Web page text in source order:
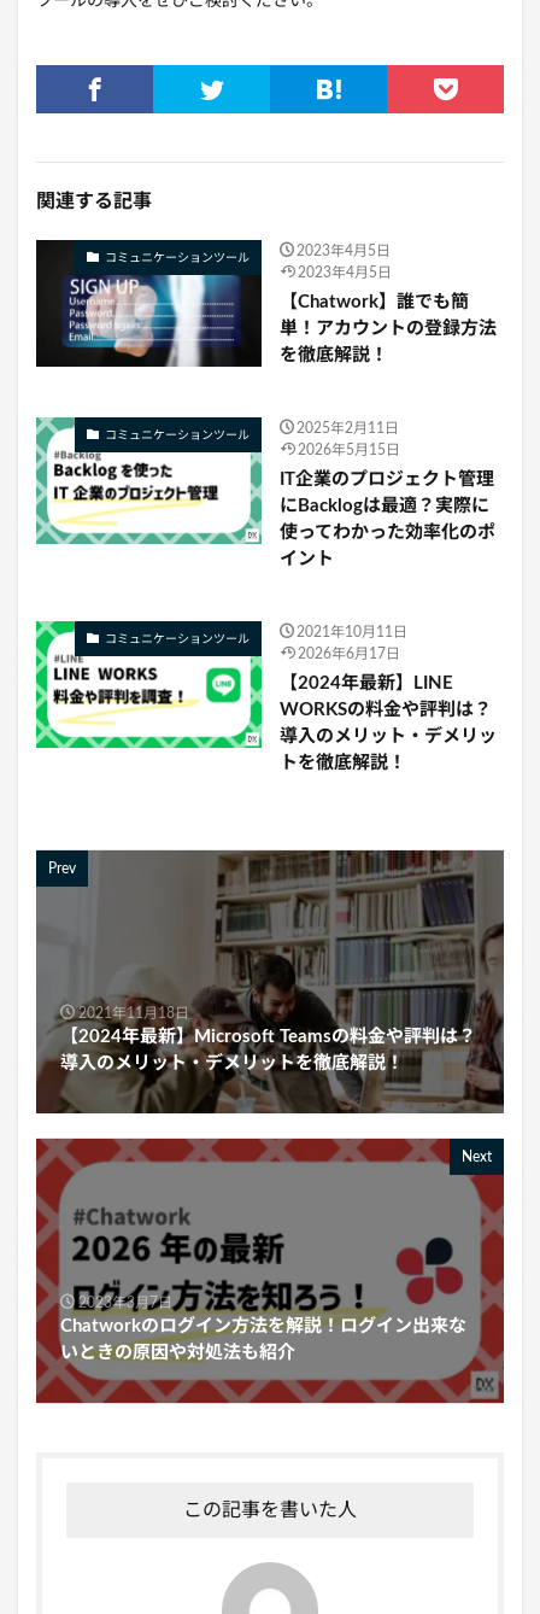
関連する記事
コミュニケーションツール
2023年4月5日
2023年4月5日
【Chatwork】誰でも簡
単！アカウントの登録方法
を徹底解説！
コミュニケーションツール
2025年2月11日
2026年5月15日
IT企業のプロジェクト管理
にBacklogは最適？実際に
使ってわかった効率化のポ
イント
コミュニケーションツール
2021年10月11日
2026年6月17日
【2024年最新】LINE
WORKSの料金や評判は？
導入のメリット・デメリッ
トを徹底解説！
Prev
2021年11月18日
【2024年最新】Microsoft Teamsの料金や評判は？
導入のメリット・デメリットを徹底解説！
Next
2023年3月7日
Chatworkのログイン方法を解説！ログイン出来な
いときの原因や対処法も紹介
この記事を書いた人